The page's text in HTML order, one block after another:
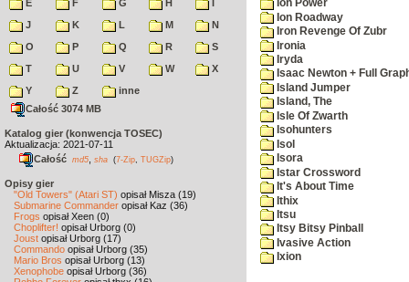
E
F G H
I
J
K L M
N
O
P Q R
S
T
U V W
X
Y
Z
inne
Całość 3074 MB
Katalog gier (konwencja TOSEC)
Aktualizacja: 2021-07-11
Całość md5 sha (7-Zip TUGZip)
Opisy gier
"Old Towers" (Atari ST) opisał Misza (19)
Submarine Commander opisał Kaz (36)
Frogs opisał Xeen (0)
Choplifter! opisał Urborg (0)
Joust opisał Urborg (17)
Commando opisał Urborg (35)
Mario Bros opisał Urborg (13)
Xenophobe opisał Urborg (36)
Ion Power
Ion Roadway
Iron Revenge Of Zubr
Ironia
Iryda
Isaac Newton + Full
Island Jumper
Island, The
Isle Of Zwarth
Isohunters
Isol
Isora
Istar Crossword
It's About Time
Ithix
Itsu
Itsy Bitsy Pinball
Ivasive Action
Ixion